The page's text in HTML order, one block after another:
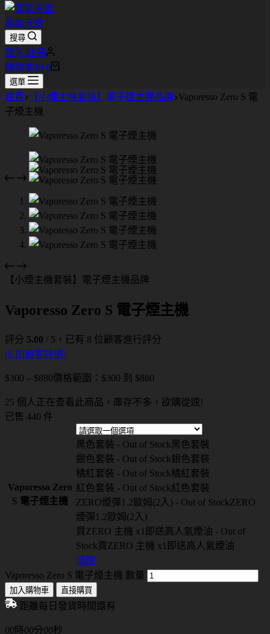
蒸氣天堂
搜尋
登入/註冊
購物車$0 0
選單
首頁 【小煙主機套裝】電子煙主機品牌 Vaporesso Zero S 電
子煙主機
【小煙主機套裝】電子煙主機品牌
Vaporesso Zero S 電子煙主機
評分 5.00 / 5，已有 8 位顧客進行評分
(8 則顧客評價)
$300 – $880價格範圍：$300 到 $880
25 個人正在查看此商品，庫存不多，欲購從速!
已售 440 件
Vaporesso Zero
S 電子煙主機
黑色套裝 - Out of Stock黑色套裝
銀色套裝 - Out of Stock銀色套裝
橘紅套裝 - Out of Stock橘紅套裝
紅色套裝 - Out of Stock紅色套裝
ZERO煙彈1.2歐姆(2入) - Out of StockZERO
煙彈1.2歐姆(2入)
買ZERO 主機 x1即送高人氣煙油 - Out of
Stock買ZERO 主機 x1即送高人氣煙油
清除
Vaporesso Zero S 電子煙主機 數量
加入購物車 直接購買
距離每日發貨時間還有
00時00分00秒